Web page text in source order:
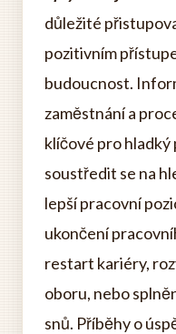
důležité
pozitivním
budoucnost.
zaměstnání a
klíčové pro hladký
soustředit se na
lepší pracovní
ukončení
restart kariéry,
oboru, nebo
snů. Příběhy o